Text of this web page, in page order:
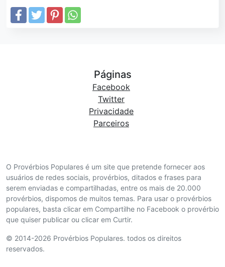
O Provérbios Populares é um site que pretende fornecer aos
usuários de redes sociais, provérbios, ditados e frases para
serem enviadas e compartilhadas, entre os mais de 20.000
provérbios, dispomos de muitos temas. Para usar o provérbios
populares, basta clicar em Compartilhe no Facebook o provérbio
que quiser publicar ou clicar em Curtir.
© 2014-2026 Provérbios Populares. todos os direitos
reservados.
Páginas
Facebook
Twitter
Privacidade
Parceiros